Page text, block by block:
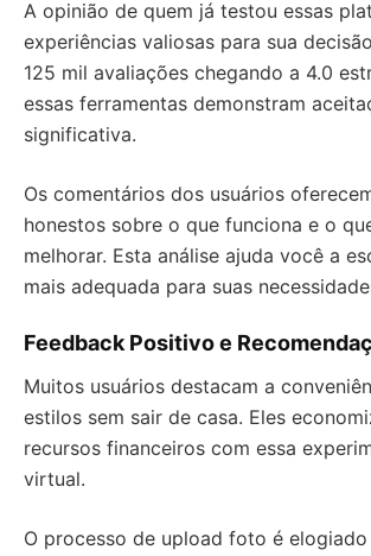
A opinião de quem já testou essas
experiências valiosas para sua
125 mil avaliações chegando a 4.0
essas ferramentas demonstram
significativa.
Os comentários dos usuários
honestos sobre o que funciona e o
melhorar. Esta análise ajuda você a
mais adequada para suas
Feedback Positivo e
Muitos usuários destacam a
estilos sem sair de casa. Eles
recursos financeiros com essa
virtual.
O processo de upload foto é